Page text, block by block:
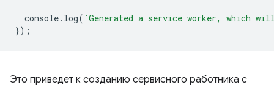
console. log( `Generated a service worker, which
});
Это приведет к созданию сервисного работника с